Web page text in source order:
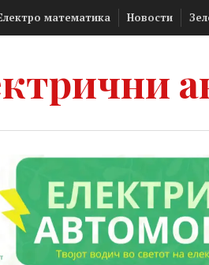
математика Новости